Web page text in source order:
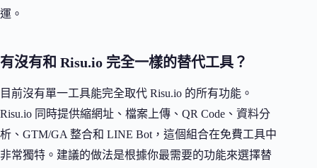
運。
有沒有和 Risu.io 完全一樣的替代工具？
目前沒有單一工具能完全取代 Risu.io 的所有功能。
Risu.io 同時提供縮網址、檔案上傳、QR Code、資料分
析、GTM/GA 整合和 LINE Bot，這個組合在免費工具中
非常獨特。建議的做法是根據你最需要的功能來選擇替